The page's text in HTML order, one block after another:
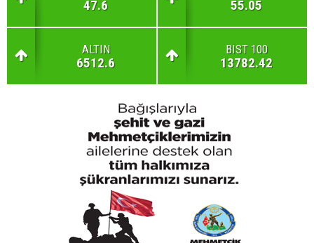
47.6 55.05
ALTIN
6512.6
BIST 100
13782.42